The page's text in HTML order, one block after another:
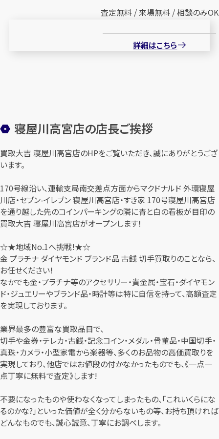
査定無料 / 来場無料 / 相談のみOK
詳細はこちら
寝屋川高宮店の店長ご挨拶
買取大吉 寝屋川高宮店のHPをご覧いただき、誠にありがとうござ
います。
170号線沿い、運輸支局南交差点方面からマクドナルド 外環寝屋
川店・セブン-イレブン 寝屋川高宮店・すき家 170号寝屋川高宮店
を通り越した先のコインパーキングの隣に青と白の看板が目印の
買取大吉 寝屋川高宮店がオープンします！
☆★地域No.1へ挑戦!★☆
金 プラチナ ダイヤモンド ブランド品 古銭 切手買取りのことなら、
お任せください!
なかでも金・プラチナ等のアクセサリー・貴金属・宝石・ダイヤモン
ド・ジュエリーやブランド品・時計等は特に自信を持って、高額査定
を実現しております。
業界最多の豊富な買取品目で、
切手や金券・テレカ・古銭・記念コイン・メダル・骨董品・中国切手・
真珠・カメラ・小型家電から楽器等、多くのお品物の高価買取りを
実現しており、他店ではお値段の付かなかったものでも、《一点一
点丁寧に無料で査定》します!
不要になったものや使わなくなってしまったもの、「これいくらにな
るのかな?」といった価値が全く分からないもの等、お持ち頂ければ
どんなものでも、誠心誠意、丁寧にお調べします。